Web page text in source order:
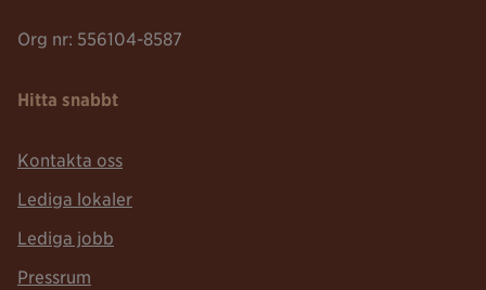
Org nr: 556104-8587
Hitta snabbt
Kontakta oss
Lediga lokaler
Lediga jobb
Pressrum